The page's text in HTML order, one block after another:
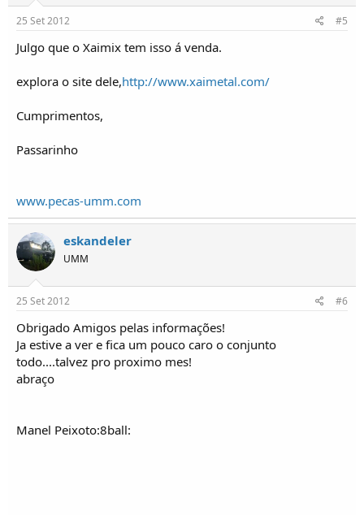
25 Set 2012 #5
Julgo que o Xaimix tem isso á venda.
explora o site dele,http://www.xaimetal.com/
Cumprimentos,
Passarinho
www.pecas-umm.com
eskandeler
UMM
25 Set 2012 #6
Obrigado Amigos pelas informações!
Ja estive a ver e fica um pouco caro o conjunto
todo....talvez pro proximo mes!
abraço
Manel Peixoto:8ball: